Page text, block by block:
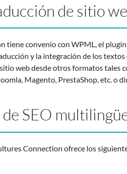
de sitio
tiene convenio con WPML, el
y la integración de los textos
web desde otros formatos tales
Magento, PrestaShop, etc. o
SEO
Connection ofrece los